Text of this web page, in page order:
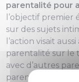
parentalité pour
l’objectif premier
sur des sujets
l’action visait
parentalité sur le
avec d’autres
parents tout en